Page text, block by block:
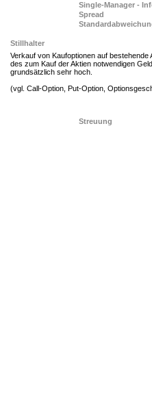
Single-Manager -
Spread
Stillhalter
Verkauf von Kaufoptionen auf
des zum Kauf der Aktien notwendigen
grundsätzlich sehr hoch.
(vgl. Call-Option, Put-Option,
Streuung